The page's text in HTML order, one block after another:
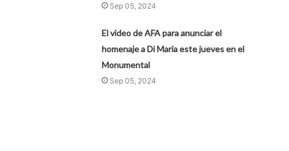
Sep 05, 2024
El video de AFA para anunciar el
homenaje a Di María este jueves en el
Monumental
Sep 05, 2024